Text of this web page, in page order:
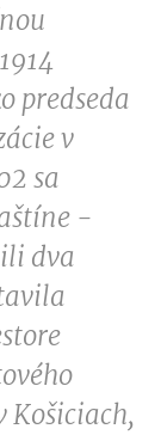
predseda
v
sa
-
dva
Košiciach,